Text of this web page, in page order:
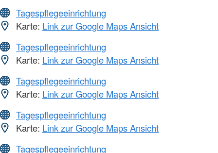
Tagespflegeeinrichtung
Karte: Link zur Google Maps Ansicht
Tagespflegeeinrichtung
Karte: Link zur Google Maps Ansicht
Tagespflegeeinrichtung
Karte: Link zur Google Maps Ansicht
Tagespflegeeinrichtung
Karte: Link zur Google Maps Ansicht
Tagespflegeeinrichtung